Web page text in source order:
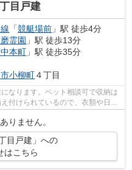
目戸建
「競艇場前 」駅 徒歩4分
霊園 」駅 徒歩13分
本町 」駅 徒歩35分
小柳町４丁目
なります。ペット相談可で収納は
付けられているので、衣類や日用
りません。
目戸建」への
はこちら